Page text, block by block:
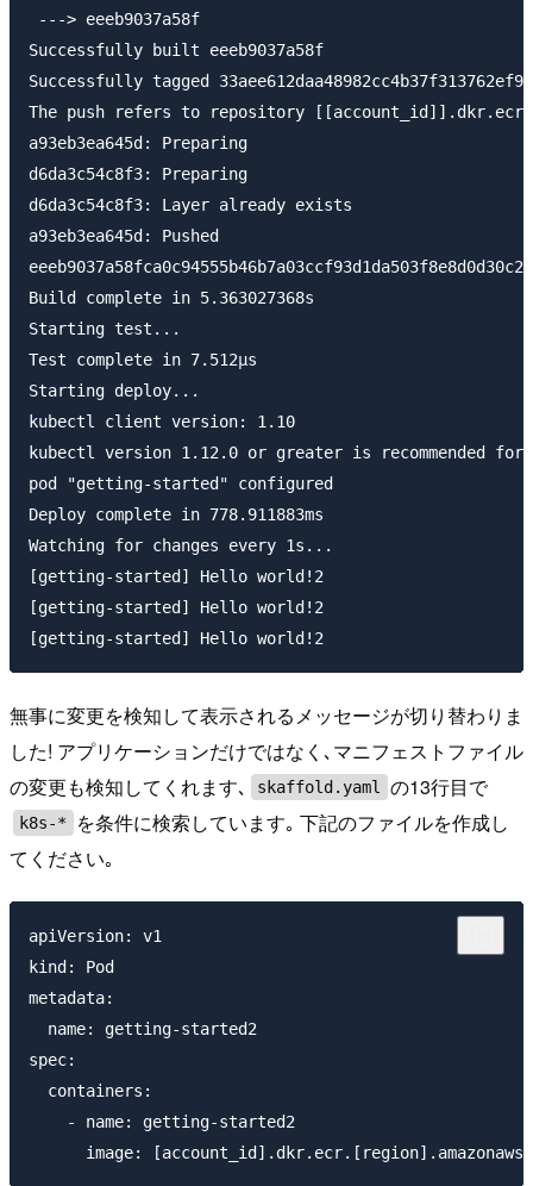
---> eeeb9037a58f
Successfully built eeeb9037a58f
Successfully tagged
The push refers to repository
a93eb3ea645d: Preparing
d6da3c54c8f3: Preparing
d6da3c54c8f3: Layer already exists
a93eb3ea645d: Pushed
Build complete in 5.363027368s
Starting test...
Test complete in 7.512µs
Starting deploy...
kubectl client version: 1.10
kubectl version 1.12.0 or greater is recommended
pod "getting-started" configured
Deploy complete in 778.911883ms
Watching for changes every 1s...
[getting-started] Hello world!2
[getting-started] Hello world!2
無事に変更を検知して表示されるメッセージが切り替わりま
した! アプリケーションだけではなく､マニフェストファイル
の変更も検知してくれます､
skaffold.yaml の13行目で
k8s-*
を条件に検索しています｡ 下記のファイルを作成し
てください｡
apiVersion: v1
kind: Pod
metadata:
  name: getting-started2
spec:
  containers:
    - name: getting-started2